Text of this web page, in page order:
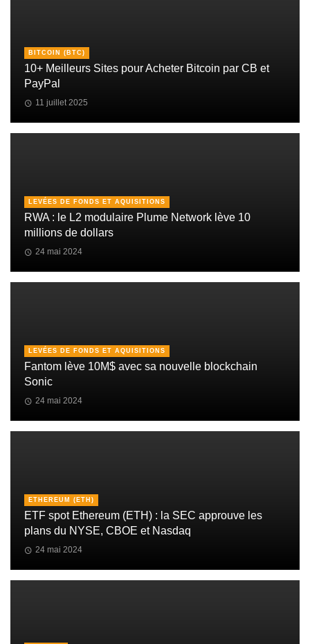
BITCOIN (BTC)
10+ Meilleurs Sites pour Acheter Bitcoin par CB et
PayPal
11 juillet 2025
LEVÉES DE FONDS ET AQUISITIONS
RWA : le L2 modulaire Plume Network lève 10
millions de dollars
24 mai 2024
LEVÉES DE FONDS ET AQUISITIONS
Fantom lève 10M$ avec sa nouvelle blockchain
Sonic
24 mai 2024
ETHEREUM (ETH)
ETF spot Ethereum (ETH) : la SEC approuve les
plans du NYSE, CBOE et Nasdaq
24 mai 2024